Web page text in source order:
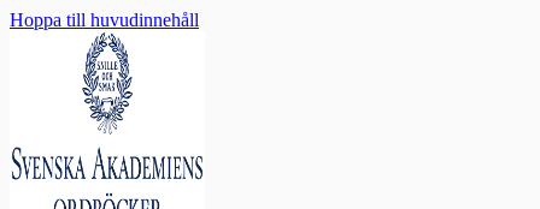
Hoppa till huvudinnehåll